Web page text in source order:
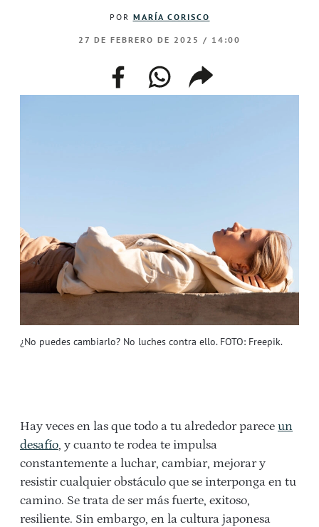
¿No puedes cambiarlo? No luches contra ello. FOTO: Freepik.
POR MARÍA CORISCO
27 DE FEBRERO DE 2025 / 14:00
facebookwhatsappcompartir
enlace
Hay veces en las que todo a tu alrededor parece un
desafío, y cuanto te rodea te impulsa
constantemente a luchar, cambiar, mejorar y
resistir cualquier obstáculo que se interponga en tu
camino. Se trata de ser más fuerte, exitoso,
resiliente. Sin embargo, en la cultura japonesa